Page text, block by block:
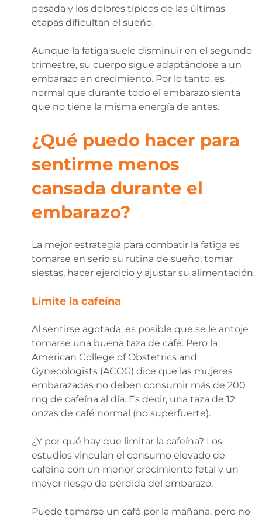
pesada y los dolores típicos de las últimas
etapas dificultan el sueño.
Aunque la fatiga suele disminuir en el segundo
trimestre, su cuerpo sigue adaptándose a un
embarazo en crecimiento. Por lo tanto, es
normal que durante todo el embarazo sienta
que no tiene la misma energía de antes.
¿Qué puedo hacer para
sentirme menos
cansada durante el
embarazo?
La mejor estrategia para combatir la fatiga es
tomarse en serio su rutina de sueño, tomar
siestas, hacer ejercicio y ajustar su alimentación.
Limite la cafeína
Al sentirse agotada, es posible que se le antoje
tomarse una buena taza de café. Pero la
American College of Obstetrics and
Gynecologists (ACOG) dice que las mujeres
embarazadas no deben consumir más de 200
mg de cafeína al día. Es decir, una taza de 12
onzas de café normal (no superfuerte).
¿Y por qué hay que limitar la cafeína? Los
estudios vinculan el consumo elevado de
cafeína con un menor crecimiento fetal y un
mayor riesgo de pérdida del embarazo.
Puede tomarse un café por la mañana, pero no